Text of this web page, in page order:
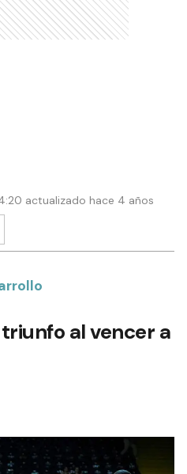
actualizado hace 4 años
al vencer a